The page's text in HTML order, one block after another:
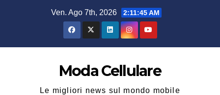
Ven. Ago 7th, 2026 2:11:46 AM
Moda Cellulare
Le migliori news sul mondo mobile